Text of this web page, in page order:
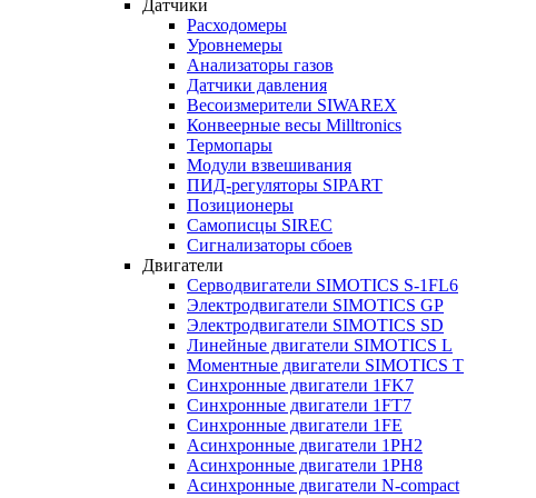
Датчики
Расходомеры
Уровнемеры
Анализаторы газов
Датчики давления
Весоизмерители SIWAREX
Конвеерные весы Milltronics
Термопары
Модули взвешивания
ПИД-регуляторы SIPART
Позиционеры
Самописцы SIREC
Сигнализаторы сбоев
Двигатели
Серводвигатели SIMOTICS S-1FL6
Электродвигатели SIMOTICS GP
Электродвигатели SIMOTICS SD
Линейные двигатели SIMOTICS L
Моментные двигатели SIMOTICS T
Синхронные двигатели 1FK7
Синхронные двигатели 1FT7
Синхронные двигатели 1FE
Асинхронные двигатели 1PH2
Асинхронные двигатели 1PH8
Асинхронные двигатели N-compact